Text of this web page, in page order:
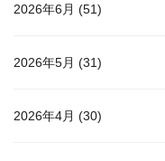
2026年6月 (51)
2026年5月 (31)
2026年4月 (30)